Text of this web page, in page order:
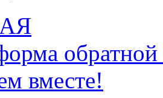
обратной
вместе!